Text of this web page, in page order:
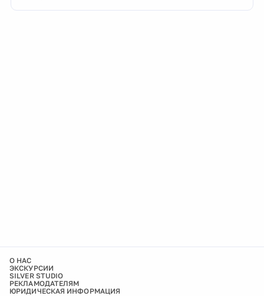
О НАС
ЭКСКУРСИИ
SILVER STUDIO
РЕКЛАМОДАТЕЛЯМ
ЮРИДИЧЕСКАЯ ИНФОРМАЦИЯ